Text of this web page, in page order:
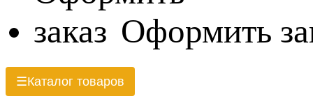
Оформить
☰Каталог товаров